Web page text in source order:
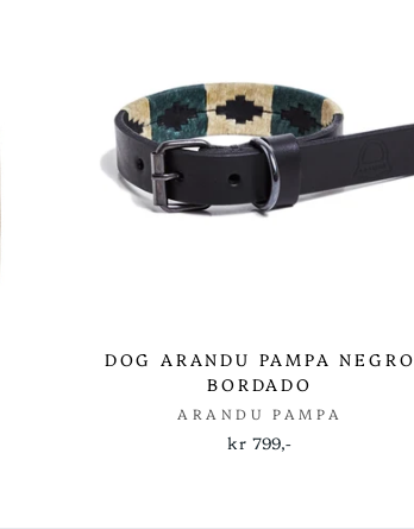
DOG ARANDU PAMPA NEGRO
BORDADO
ARANDU PAMPA
kr 799,-